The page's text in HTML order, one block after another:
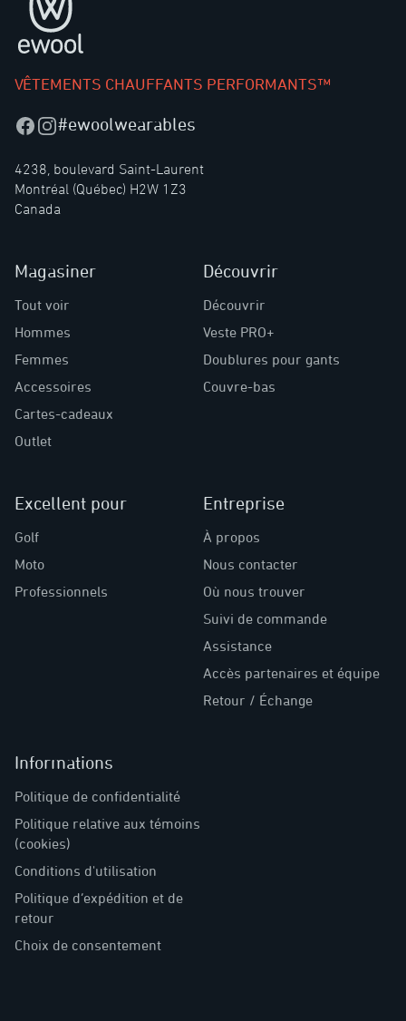
VÊTEMENTS CHAUFFANTS PERFORMANTS™
Facebook
Instagram
#ewoolwearables
4238, boulevard Saint-Laurent
Montréal (Québec) H2W 1Z3
Canada
Magasiner
Tout voir
Hommes
Femmes
Accessoires
Cartes-cadeaux
Outlet
Découvrir
Découvrir
Veste PRO+
Doublures pour gants
Couvre-bas
Excellent pour
Golf
Moto
Professionnels
Entreprise
À propos
Nous contacter
Où nous trouver
Suivi de commande
Assistance
Accès partenaires et équipe
Retour / Échange
Informations
Politique de confidentialité
Politique relative aux témoins
(cookies)
Conditions d'utilisation
Politique d’expédition et de
retour
Choix de consentement